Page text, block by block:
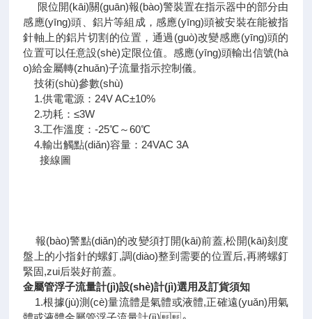
限位開(kāi)關(guān)報(bào)警裝置在指示器中的部分由
感應(yīng)頭、鋁片等組成，感應(yīng)頭被安裝在能被指
針軸上的鋁片切割的位置，通過(guò)改變感應(yīng)頭的
位置可以任意設(shè)定限位值。感應(yīng)頭輸出信號(hà
o)給金屬轉(zhuǎn)子流量指示控制儀。
技術(shù)參數(shù)
1.供電電源：24V AC±10%
2.功耗：≤3W
3.工作溫度：-25℃～60℃
4.輸出觸點(diǎn)容量：24VAC 3A
接線圖
報(bào)警點(diǎn)的改變須打開(kāi)前蓋,松開(kāi)刻度
盤上的小指針的螺釘,調(diào)整到需要的位置后,再將螺釘
緊固,zui后裝好前蓋。
金屬管浮子流量計(jì)設(shè)計(jì)選用及訂貨須知
1.根據(jù)測(cè)量流體是氣體或液體,正確遠(yuǎn)用氣